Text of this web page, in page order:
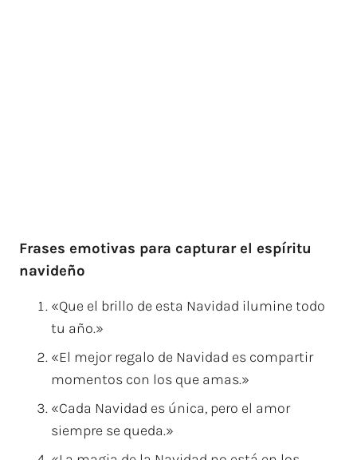
Frases emotivas para capturar el espíritu
navideño
«Que el brillo de esta Navidad ilumine todo
tu año.»
«El mejor regalo de Navidad es compartir
momentos con los que amas.»
«Cada Navidad es única, pero el amor
siempre se queda.»